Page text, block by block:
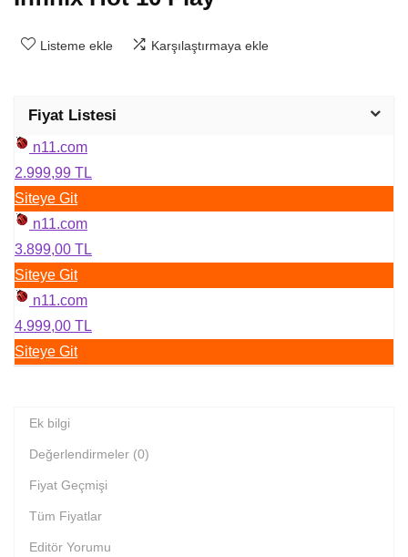
Listeme ekle Karşılaştırmaya ekle
Fiyat Listesi
n11.com
2.999,99 TL
Siteye Git
n11.com
3.899,00 TL
Siteye Git
n11.com
4.999,00 TL
Siteye Git
Ek bilgi
Değerlendirmeler (0)
Fiyat Geçmişi
Tüm Fiyatlar
Editör Yorumu